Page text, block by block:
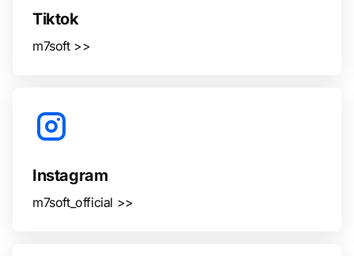
Tiktok
m7soft >>
Instagram
m7soft_official >>